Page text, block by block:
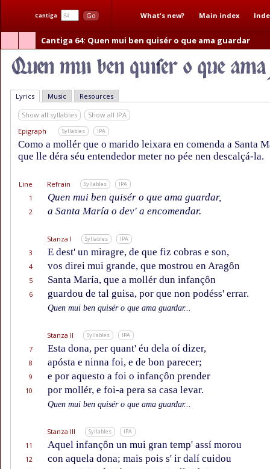
Cantiga Go What's new? Main index
Cantiga 64: Quen mui ben quisér o que ama guardar
Lyrics Music Resources
Show all syllables
Show all IPA
Epigraph
Syllables IPA
Como a mollér que o marido leixara en comenda a Santa
que lle déra séu entendedor meter no pée nen descalçá-la.
Line Refrain Syllables IPA
1 Quen mui ben quisér o que ama guardar,
2 a Santa María o dev' a encomendar.
Stanza I Syllables IPA
3 E dest' un miragre, de que fiz cobras e son,
4 vos direi mui grande, que mostrou en Aragôn
5 Santa María, que a mollér dun infançôn
6 guardou de tal guisa, por que non podéss' errar.
Quen mui ben quisér o que ama guardar...
Stanza II Syllables IPA
7 Esta dona, per quant' éu dela oí dizer,
8 apósta e ninna foi, e de bon parecer;
9 e por aquesto a foi o infançôn prender
10 por mollér, e foi-a pera sa casa levar.
Quen mui ben quisér o que ama guardar...
Stanza III Syllables IPA
11 Aquel infançôn un mui gran temp' assí morou
12 con aquela dona; mais pois s' ir dalí cuidou